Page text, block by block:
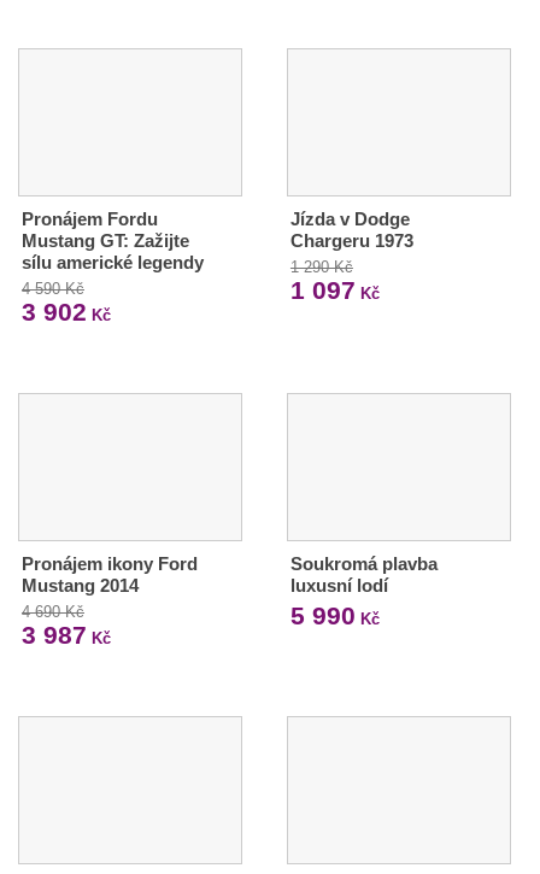
Pronájem Fordu
Mustang GT: Zažijte
sílu americké legendy
4 590 Kč
3 902 Kč
Jízda v Dodge
Chargeru 1973
1 290 Kč
1 097 Kč
Pronájem ikony Ford
Mustang 2014
4 690 Kč
3 987 Kč
Soukromá plavba
luxusní lodí
5 990 Kč